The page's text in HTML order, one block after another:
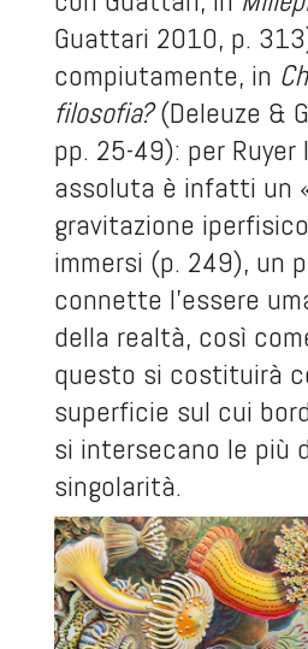
Guattari 2010, p.
compiutamente, in
filosofia?(Deleuze &
pp. 25-49): per
assoluta è infatti un
gravitazione
immersi (p. 249), un
connette l’essere
della realtà, così
questo si costituirà
superficie sul cui
si intersecano le più
singolarità.